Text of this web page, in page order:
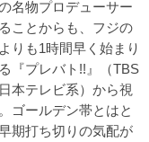
名物プロデューサー
ことからも、フジの
りも1時間早く始まり
『プレバト!!』（TBS
本テレビ系）から視
ゴールデン帯とはと
期打ち切りの気配が